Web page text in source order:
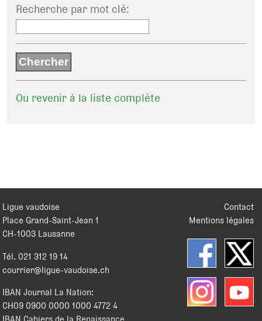
Recherche par mot clé:
Ou revenir à la liste complète
Contact
Mentions légales
Ligue vaudoise
Place Grand-Saint-Jean 1
CH-1003 Lausanne
Tél. 021 312 19 14
courrier@ligue-vaudoise.ch
IBAN Journal La Nation:
CH09 0900 0000 1000 4772 4